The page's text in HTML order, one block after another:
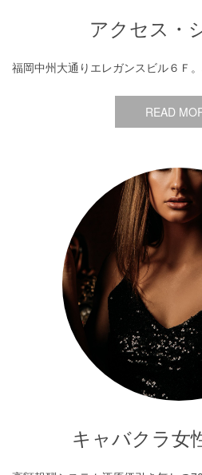
アクセス・
福岡中州大通りエレガンスビル６Ｆ。
READ
キャバクラ女